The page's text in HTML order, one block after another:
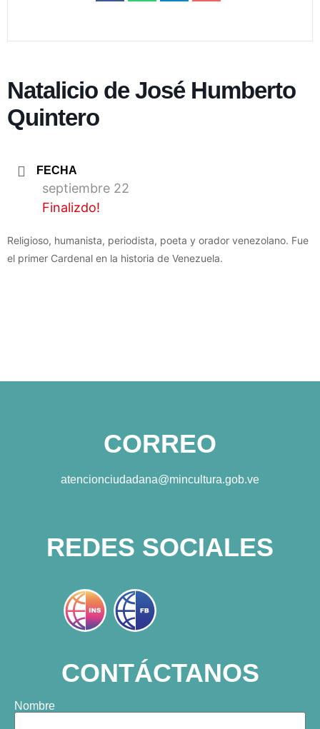
Natalicio de José Humberto
Quintero
FECHA
septiembre 22
Finalizdo!
Religioso, humanista, periodista, poeta y orador venezolano. Fue
el primer Cardenal en la historia de Venezuela.
CORREO
atencionciudadana@mincultura.gob.ve
REDES SOCIALES
CONTÁCTANOS
Nombre